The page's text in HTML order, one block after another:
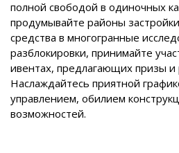
полной свободой в одиночных
продумывайте районы
средства в многогранные
разблокировки, принимайте
ивентах, предлагающих призы
Наслаждайтесь приятной
управлением, обилием
возможностей.